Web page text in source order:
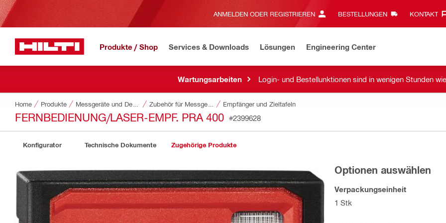
ANMELDEN ODER REGISTRIEREN BESTELLUNGEN KONTAKT‎
Produkte / Shop Services & Downloads Lösungen Engineering Center
Wartungsarbeiten Login- und Bestellunktionen sind in wenigen Stunden
Home Produkte Empfänger und Zieltafeln
FERNBEDIENUNG/LASER-EMPF. PRA 400 #2399628
Konfigurator Technische Dokumente Zugehörige Produkte
Optionen auswählen
Verpackungseinheit
1 Stk